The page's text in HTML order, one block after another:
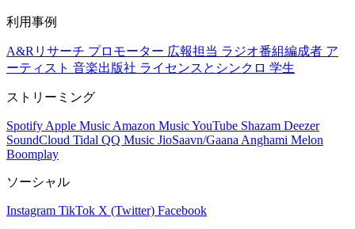
利用事例
A&Rリサーチ プロモーター 広報担当 ラジオ番組編成者 ア
ーティスト 音楽出版社 ライセンスとシンクロ 学生
ストリーミング
Spotify Apple Music Amazon MusicYouTube Shazam Deezer
SoundCloud Tidal QQ Music JioSaavn/Gaana Anghami Melon
Boomplay
ソーシャル
Instagram TikTok X (Twitter) Facebook